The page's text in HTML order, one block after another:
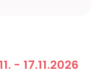
- 17.11.2026